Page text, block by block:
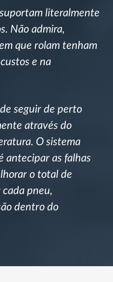
de rotas
literalmente
Não admira,
que rolam tenham
e na
seguir de perto
através do
O sistema
antecipar as falhas
o total de
pneu,
dentro do